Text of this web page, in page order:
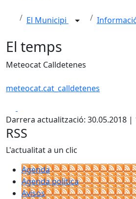
El Municipi
El temps
Meteocat Calldetenes
meteocat.cat_calldetenes
Darrera actualització: 30.05.2018 |
RSS
L'actualitat a un clic
Agenda
Agenda política
Avisos